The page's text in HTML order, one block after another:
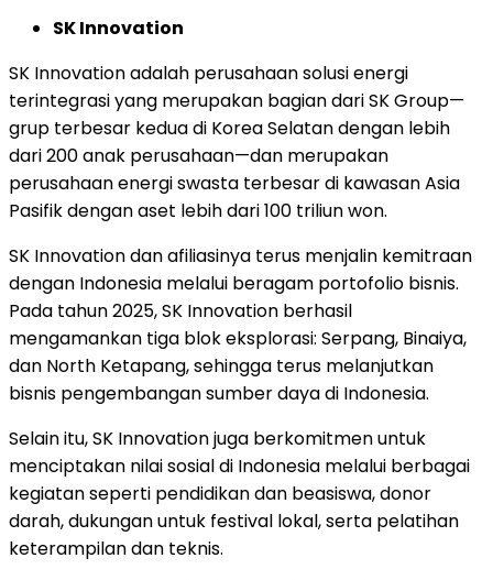
SK Innovation
SK Innovation adalah perusahaan solusi energi
terintegrasi yang merupakan bagian dari SK Group—
grup terbesar kedua di Korea Selatan dengan lebih
dari 200 anak perusahaan—dan merupakan
perusahaan energi swasta terbesar di kawasan Asia
Pasifik dengan aset lebih dari 100 triliun won.
SK Innovation dan afiliasinya terus menjalin kemitraan
dengan Indonesia melalui beragam portofolio bisnis.
Pada tahun 2025, SK Innovation berhasil
mengamankan tiga blok eksplorasi: Serpang, Binaiya,
dan North Ketapang, sehingga terus melanjutkan
bisnis pengembangan sumber daya di Indonesia.
Selain itu, SK Innovation juga berkomitmen untuk
menciptakan nilai sosial di Indonesia melalui berbagai
kegiatan seperti pendidikan dan beasiswa, donor
darah, dukungan untuk festival lokal, serta pelatihan
keterampilan dan teknis.